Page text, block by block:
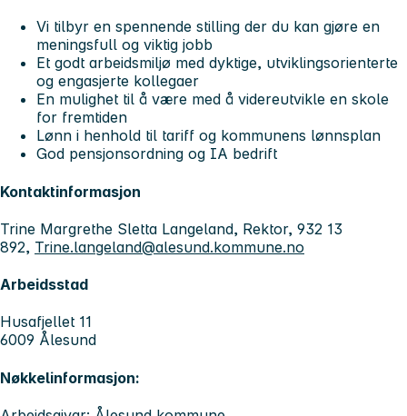
Vi tilbyr en spennende stilling der du kan gjøre en
meningsfull og viktig jobb
Et godt arbeidsmiljø med dyktige, utviklingsorienterte
og engasjerte kollegaer
En mulighet til å være med å videreutvikle en skole
for fremtiden
Lønn i henhold til tariff og kommunens lønnsplan
God pensjonsordning og IA bedrift
Kontaktinformasjon
Trine Margrethe Sletta Langeland, Rektor, 932 13
892, Trine.langeland@alesund.kommune.no
Arbeidsstad
Husafjellet 11
6009 Ålesund
Nøkkelinformasjon: